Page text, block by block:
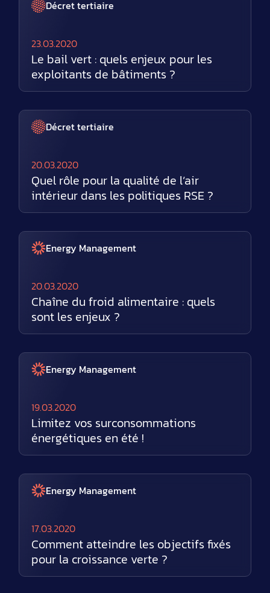
Décret tertiaire
23.03.2020
Le bail vert : quels enjeux pour les
exploitants de bâtiments ?
Décret tertiaire
20.03.2020
Quel rôle pour la qualité de l’air
intérieur dans les politiques RSE ?
Energy Management
20.03.2020
Chaîne du froid alimentaire : quels
sont les enjeux ?
Energy Management
19.03.2020
Limitez vos surconsommations
énergétiques en été !
Energy Management
17.03.2020
Comment atteindre les objectifs fixés
pour la croissance verte ?